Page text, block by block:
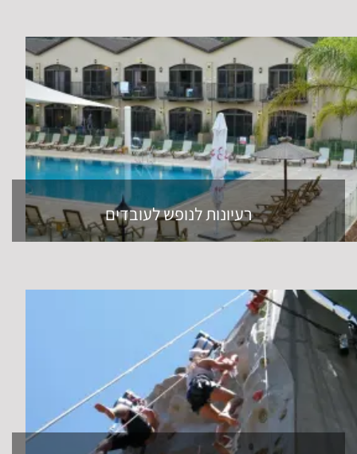
רעיונות לנופש לעובדים